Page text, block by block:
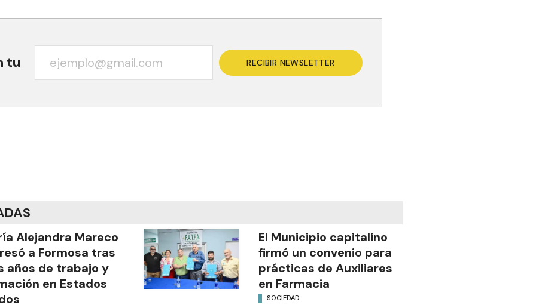
tu RECIBIR NEWSLETTER
Alejandra Mareco
a Formosa tras
años de trabajo y
en Estados
El Municipio capitalino
firmó un convenio para
prácticas de Auxiliares
en Farmacia
SOCIEDAD